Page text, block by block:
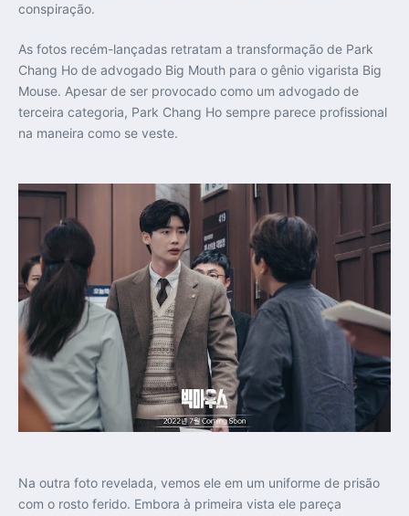
conspiração.
As fotos recém-lançadas retratam a transformação de Park
Chang Ho de advogado Big Mouth para o gênio vigarista Big
Mouse. Apesar de ser provocado como um advogado de
terceira categoria, Park Chang Ho sempre parece profissional
na maneira como se veste.
Na outra foto revelada, vemos ele em um uniforme de prisão
com o rosto ferido. Embora à primeira vista ele pareça